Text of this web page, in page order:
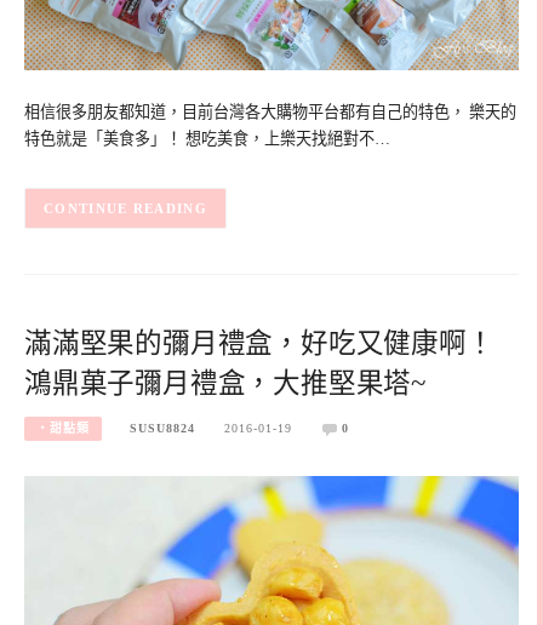
相信很多朋友都知道，目前台灣各大購物平台都有自己的特色， 樂天的
特色就是「美食多」！ 想吃美食，上樂天找絕對不…
CONTINUE READING
滿滿堅果的彌月禮盒，好吃又健康啊！
鴻鼎菓子彌月禮盒，大推堅果塔~
‧甜點類 SUSU8824 2016-01-19 0